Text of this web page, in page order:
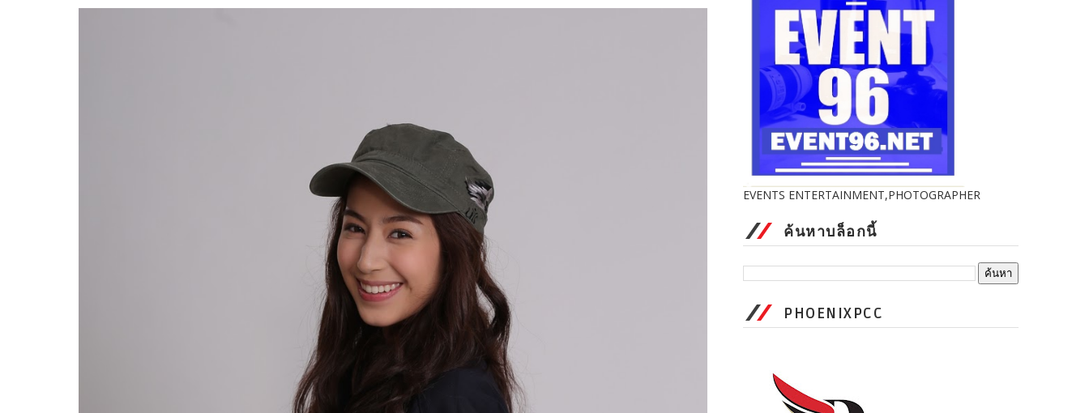
EVENTS ENTERTAINMENT,PHOTOGRAPHER
ค้นหาบล็อกนี้
PHOENIXPCC